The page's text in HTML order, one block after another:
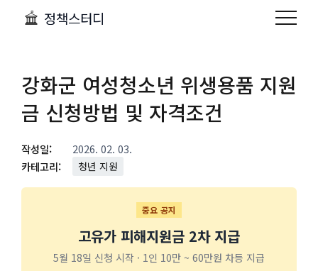
정책스터디
강화군 여성청소년 위생용품 지원
금 신청방법 및 자격조건
작성일:
2026. 02. 03.
카테고리:
청년 지원
중요 공지
고유가 피해지원금 2차 지급
5월 18일 신청 시작 · 1인 10만 ~ 60만원 차등 지급